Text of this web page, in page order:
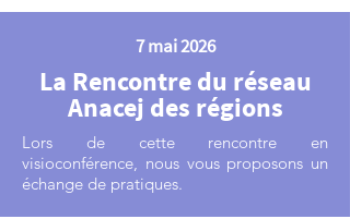
7 mai 2026
La Rencontre du réseau
Anacej des régions
Lors de cette rencontre en
visioconférence, nous vous proposons un
échange de pratiques.